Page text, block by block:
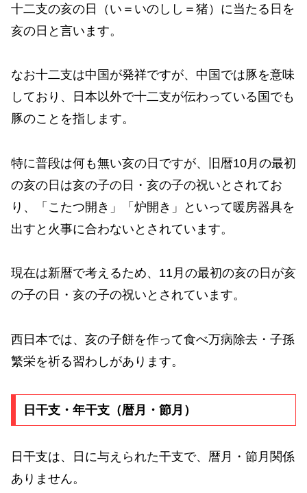
十二支の亥の日（い＝いのしし＝猪）に当たる日を
亥の日と言います。
なお十二支は中国が発祥ですが、中国では豚を意味
しており、日本以外で十二支が伝わっている国でも
豚のことを指します。
特に普段は何も無い亥の日ですが、旧暦10月の最初
の亥の日は亥の子の日・亥の子の祝いとされてお
り、「こたつ開き」「炉開き」といって暖房器具を
出すと火事に合わないとされています。
現在は新暦で考えるため、11月の最初の亥の日が亥
の子の日・亥の子の祝いとされています。
西日本では、亥の子餅を作って食べ万病除去・子孫
繁栄を祈る習わしがあります。
日干支・年干支（暦月・節月）
日干支は、日に与えられた干支で、暦月・節月関係
ありません。